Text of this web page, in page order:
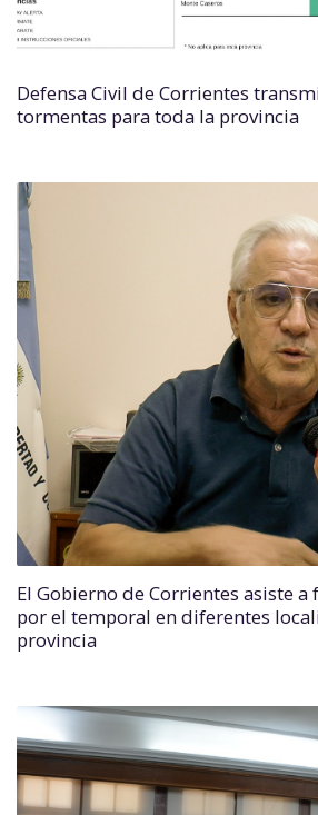
Defensa Civil de Corrientes
tormentas para toda la provincia
El Gobierno de Corrientes asiste
por el temporal en diferentes
provincia